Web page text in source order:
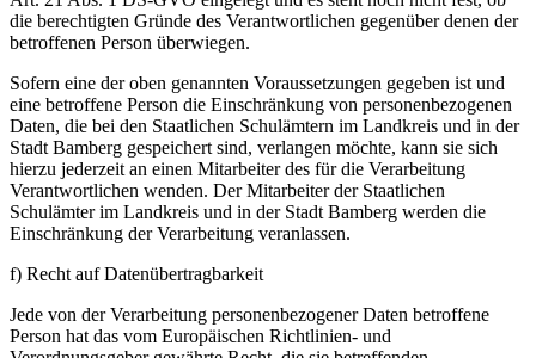
die berechtigten Gründe des Verantwortlichen gegenüber denen der
betroffenen Person überwiegen.
Sofern eine der oben genannten Voraussetzungen gegeben ist und
eine betroffene Person die Einschränkung von personenbezogenen
Daten, die bei den Staatlichen Schulämtern im Landkreis und in der
Stadt Bamberg gespeichert sind, verlangen möchte, kann sie sich
hierzu jederzeit an einen Mitarbeiter des für die Verarbeitung
Verantwortlichen wenden. Der Mitarbeiter der Staatlichen
Schulämter im Landkreis und in der Stadt Bamberg werden die
Einschränkung der Verarbeitung veranlassen.
f) Recht auf Datenübertragbarkeit
Jede von der Verarbeitung personenbezogener Daten betroffene
Person hat das vom Europäischen Richtlinien- und